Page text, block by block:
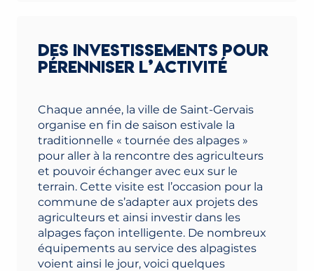
DES INVESTISSEMENTS POUR
PÉRENNISER L’ACTIVITÉ
Chaque année, la ville de Saint-Gervais
organise en fin de saison estivale la
traditionnelle « tournée des alpages »
pour aller à la rencontre des agriculteurs
et pouvoir échanger avec eux sur le
terrain. Cette visite est l’occasion pour la
commune de s’adapter aux projets des
agriculteurs et ainsi investir dans les
alpages façon intelligente. De nombreux
équipements au service des alpagistes
voient ainsi le jour, voici quelques